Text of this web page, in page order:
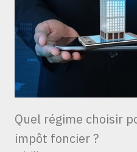
Quel régime choisir
impôt foncier ?